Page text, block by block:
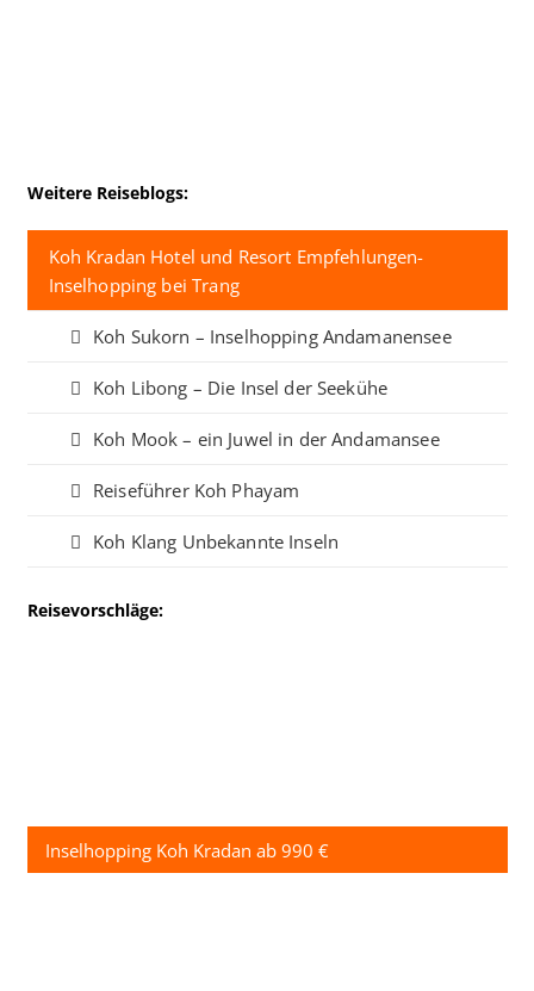
Weitere Reiseblogs:
Koh Kradan Hotel und Resort Empfehlungen-
Inselhopping bei Trang
Koh Sukorn – Inselhopping Andamanensee
Koh Libong – Die Insel der Seekühe
Koh Mook – ein Juwel in der Andamansee
Reiseführer Koh Phayam
Koh Klang Unbekannte Inseln
Reisevorschläge:
Inselhopping Koh Kradan ab 990 €